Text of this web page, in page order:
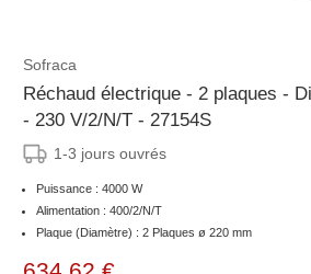
Sofraca
Réchaud électrique - 2 plaques -
- 230 V/2/N/T - 27154S
1-3 jours ouvrés
Puissance : 4000 W
Alimentation : 400/2/N/T
Plaque (Diamètre) : 2 Plaques ø 220 mm